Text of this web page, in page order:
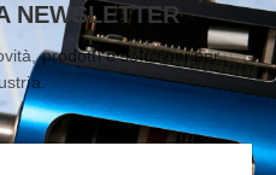
NEWSLETTER
prodotti e soluzioni per